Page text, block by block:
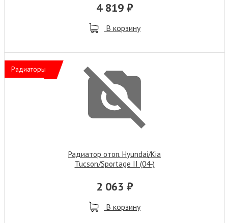
4 819 ₽
В корзину
Радиаторы
Радиатор отоп. Hyundai/Kia
Tucson/Sportage II (04-)
2 063 ₽
В корзину